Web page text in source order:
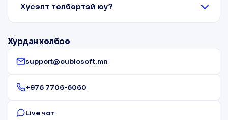
Хүсэлт төлбөртэй юу?
Хурдан холбоо
support@cubicsoft.mn
+976 7706-6060
Live чат